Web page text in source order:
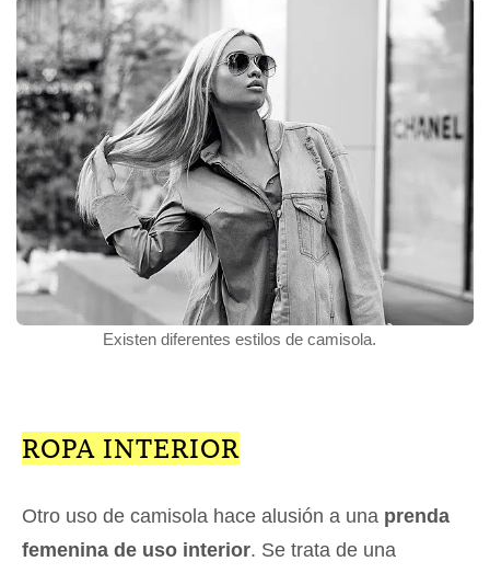
Existen diferentes estilos de camisola.
ROPA INTERIOR
Otro uso de camisola hace alusión a una prenda
femenina de uso interior. Se trata de una